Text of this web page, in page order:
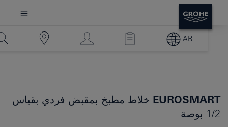
AR
EUROSMART خلاط مطبخ بمقبض فردي بقياس
1/2 بوصة